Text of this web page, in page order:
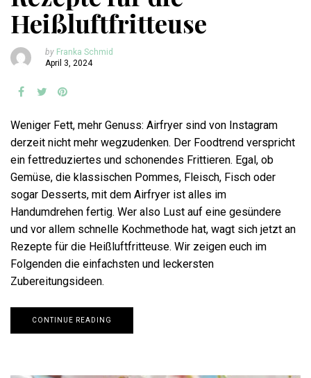
Heißluftfritteuse
by Franka Schmid
April 3, 2024
Weniger Fett, mehr Genuss: Airfryer sind von Instagram
derzeit nicht mehr wegzudenken. Der Foodtrend verspricht
ein fettreduziertes und schonendes Frittieren. Egal, ob
Gemüse, die klassischen Pommes, Fleisch, Fisch oder
sogar Desserts, mit dem Airfryer ist alles im
Handumdrehen fertig. Wer also Lust auf eine gesündere
und vor allem schnelle Kochmethode hat, wagt sich jetzt an
Rezepte für die Heißluftfritteuse. Wir zeigen euch im
Folgenden die einfachsten und leckersten
Zubereitungsideen.
CONTINUE READING